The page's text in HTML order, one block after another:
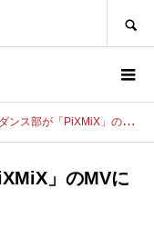
部が「PiXMiX」のMVに出演！
」のMVに